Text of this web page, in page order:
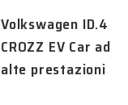
Volkswagen ID.4
CROZZ EV Car ad
alte prestazioni